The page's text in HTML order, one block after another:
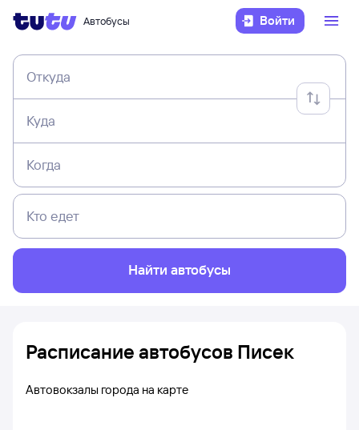
Автобусы Войти
Откуда
Куда
Когда
Кто едет
Найти автобусы
Расписание автобусов Писек
Автовокзалы города на карте